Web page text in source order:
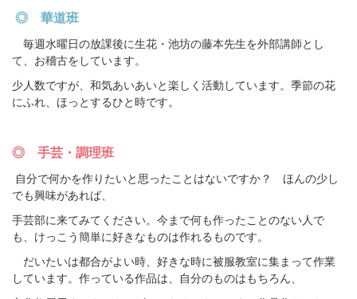
◎ 華道班
毎週水曜日の放課後に生花・池坊の藤本先生を外部講師とし
て、お稽古をしています。
少人数ですが、和気あいあいと楽しく活動しています。季節の花
にふれ、ほっとするひと時です。
◎ 手芸・調理班
自分で何かを作りたいと思ったことはないですか？ ほんの少し
でも興味があれば、
手芸部に来てみてください。今まで何も作ったことのない人で
も、けっこう簡単に好きなものは作れるものです。
だいたいは都合がよい時、好きな時に被服教室に集まって作業
しています。作っている作品は、自分のものはもちろん、